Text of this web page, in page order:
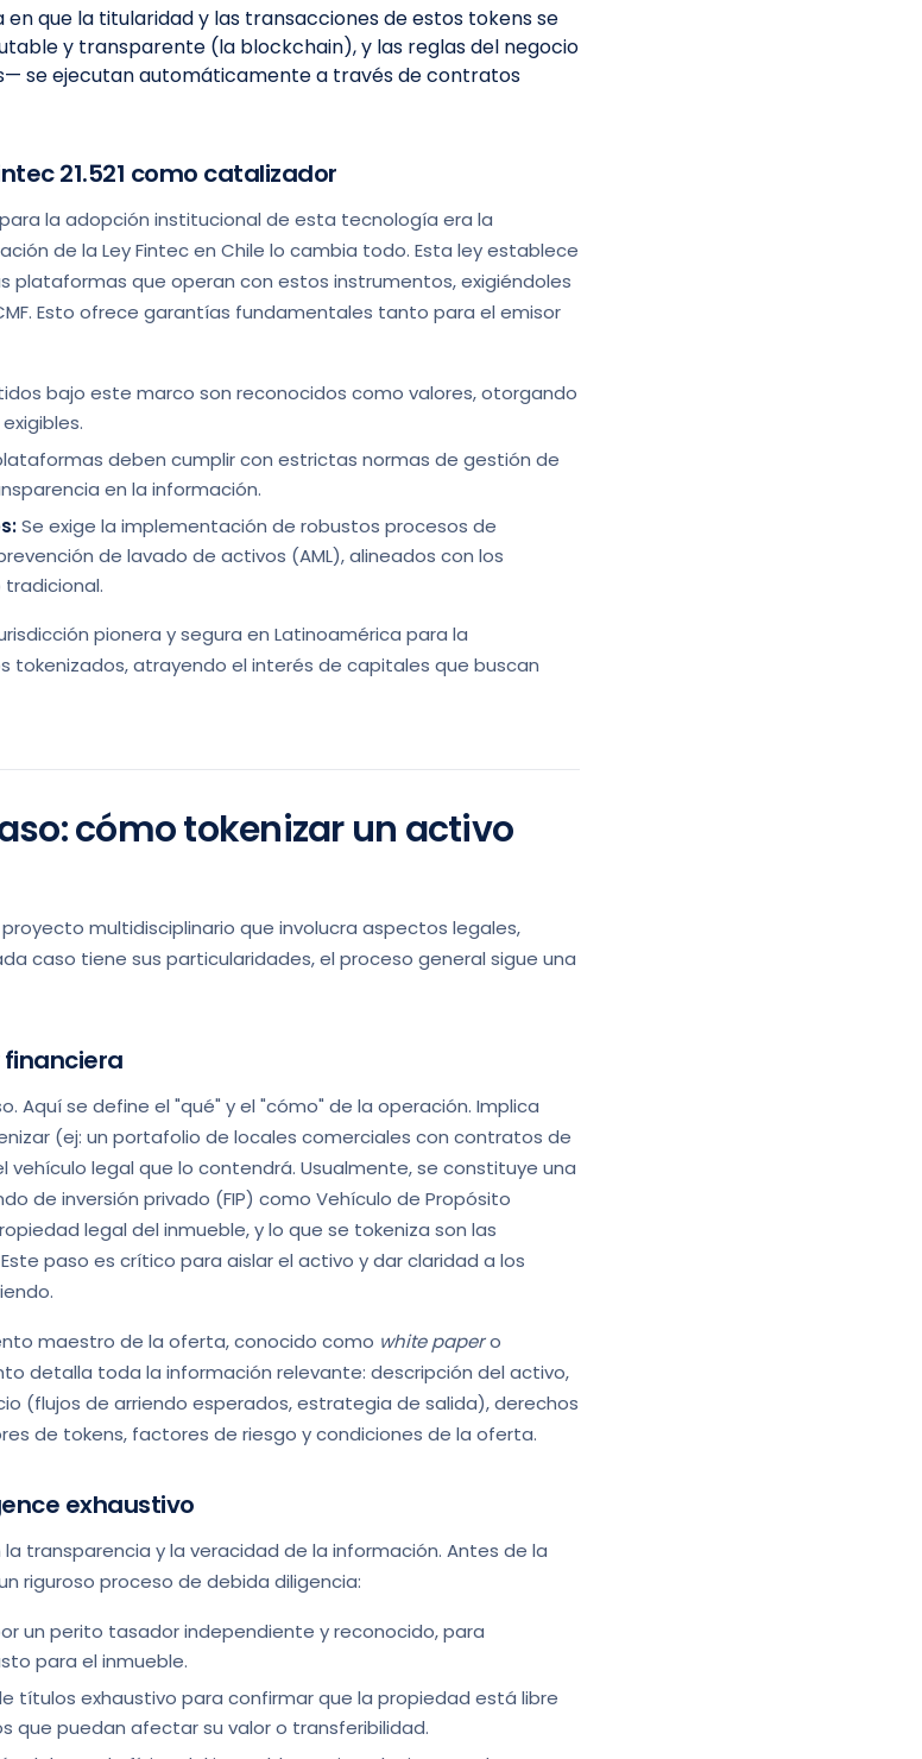
que la titularidad y las transacciones de estos tokens se
y transparente (la blockchain), y las reglas del negocio
se ejecutan automáticamente a través de contratos
21.521 como catalizador
la adopción institucional de esta tecnología era la
de la Ley Fintec en Chile lo cambia todo. Esta ley establece
plataformas que operan con estos instrumentos, exigiéndoles
Esto ofrece garantías fundamentales tanto para el emisor
bajo este marco son reconocidos como valores, otorgando
deben cumplir con estrictas normas de gestión de
en la información.
Se exige la implementación de robustos procesos de
de lavado de activos (AML), alineados con los
pionera y segura en Latinoamérica para la
tokenizados, atrayendo el interés de capitales que buscan
cómo tokenizar un activo
multidisciplinario que involucra aspectos legales,
caso tiene sus particularidades, el proceso general sigue una
financiera
Aquí se define el "qué" y el "cómo" de la operación. Implica
(ej: un portafolio de locales comerciales con contratos de
legal que lo contendrá. Usualmente, se constituye una
de inversión privado (FIP) como Vehículo de Propósito
legal del inmueble, y lo que se tokeniza son las
paso es crítico para aislar el activo y dar claridad a los
maestro de la oferta, conocido como white papero
detalla toda la información relevante: descripción del activo,
(flujos de arriendo esperados, estrategia de salida), derechos
de tokens, factores de riesgo y condiciones de la oferta.
exhaustivo
transparencia y la veracidad de la información. Antes de la
riguroso proceso de debida diligencia:
un perito tasador independiente y reconocido, para
para el inmueble.
títulos exhaustivo para confirmar que la propiedad está libre
que puedan afectar su valor o transferibilidad.